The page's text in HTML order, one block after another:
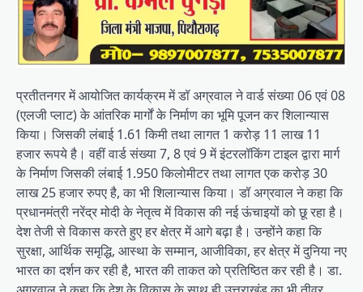
प्रतीतनगर में आयोजित कार्यक्रम में डॉ अग्रवाल ने वार्ड संख्या 06 एवं 08
(एलजी प्लाट) के आंतरिक मार्गों के निर्माण का भूमि पूजन कर शिलान्यास
किया। जिसकी लंबाई 1.61 किमी तथा लागत 1 करोड़ 11 लाख 11
हजार रूपये है। वहीं वार्ड संख्या 7, 8 एवं 9 में इंटरलॉकिंग टाइल द्वारा मार्ग
के निर्माण जिसकी लंबाई 1.950 किलोमीटर तथा लागत एक करोड़ 30
लाख 25 हजार रुपए है, का भी शिलान्यास किया। डॉ अग्रवाल ने कहा कि
प्रधानमंत्री नरेंद्र मोदी के नेतृत्व में विकास की नई ऊंचाइयों को छू रहा है।
देश तेजी से विकास करते हुए हर क्षेत्र में आगे बढ़ा है। उन्होंने कहा कि
सुरक्षा, आर्थिक समृद्धि, आस्था के सम्मान, आजीविका, हर क्षेत्र में दुनिया नए
भारत का दर्शन कर रही है, भारत की ताकत को प्रतिष्ठित कर रही है। डा.